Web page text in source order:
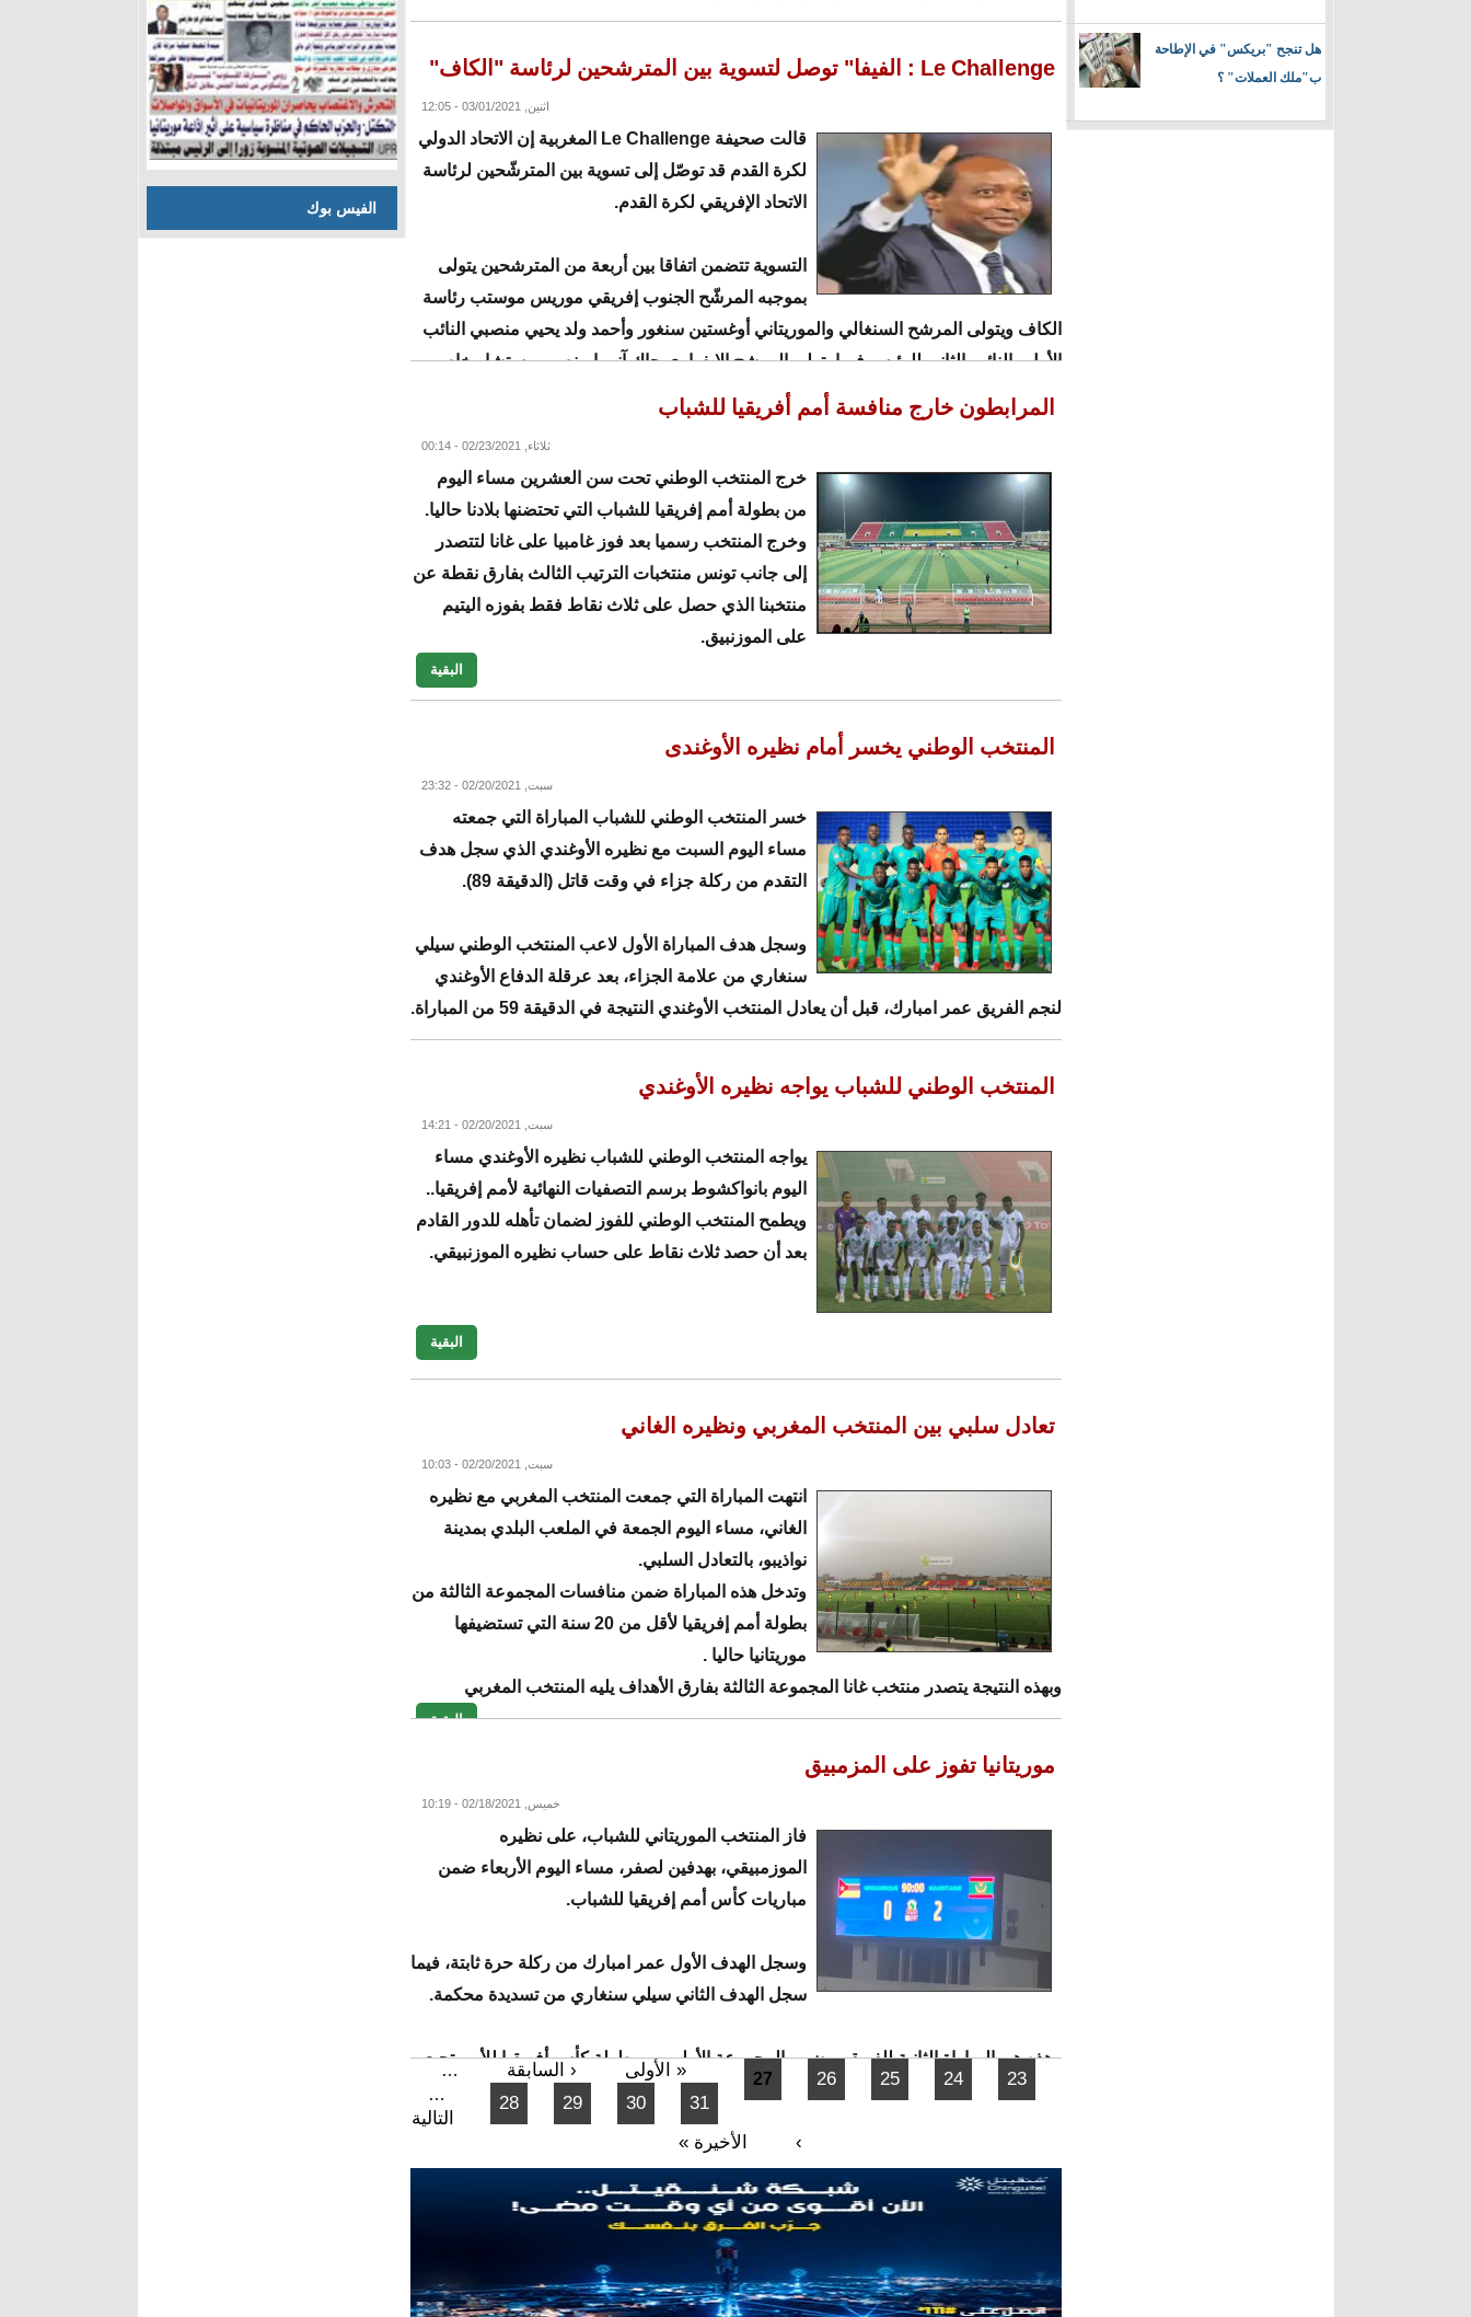
هل تنجح "بريكس" في الإطاحة
ب"ملك العملات" ؟
Le Challenge : الفيفا" توصل لتسوية بين المترشحين لرئاسة "الكاف"
اثنين, 03/01/2021 - 12:05
قالت صحيفة Le Challenge المغربية إن الاتحاد الدولي
لكرة القدم قد توصّل إلى تسوية بين المترشّحين لرئاسة
الاتحاد الإفريقي لكرة القدم.
التسوية تتضمن اتفاقا بين أربعة من المترشحين يتولى
بموجبه المرشّح الجنوب إفريقي موريس موستب رئاسة
الكاف ويتولى المرشح السنغالي والموريتاني أوغستين سنغور وأحمد ولد يحيي منصبي النائب
الأول والنائب الثاني للرئيس فيما يتولى المرشح الإيفواري جاك آنوما منصب مستشار خاص
ترجمة الصحراء
البقية
المرابطون خارج منافسة أمم أفريقيا للشباب
ثلاثاء, 02/23/2021 - 00:14
خرج المنتخب الوطني تحت سن العشرين مساء اليوم
من بطولة أمم إفريقيا للشباب التي تحتضنها بلادنا حاليا.
وخرج المنتخب رسميا بعد فوز غامبيا على غانا لتتصدر
إلى جانب تونس منتخبات الترتيب الثالث بفارق نقطة عن
منتخبنا الذي حصل على ثلاث نقاط فقط بفوزه اليتيم
على الموزنبيق.
البقية
المنتخب الوطني يخسر أمام نظيره الأوغندى
سبت, 02/20/2021 - 23:32
خسر المنتخب الوطني للشباب المباراة التي جمعته
مساء اليوم السبت مع نظيره الأوغندي الذي سجل هدف
التقدم من ركلة جزاء في وقت قاتل (الدقيقة 89).
وسجل هدف المباراة الأول لاعب المنتخب الوطني سيلي
سنغاري من علامة الجزاء، بعد عرقلة الدفاع الأوغندي
لنجم الفريق عمر امبارك، قبل أن يعادل المنتخب الأوغندي النتيجة في الدقيقة 59 من المباراة.
البقية
المنتخب الوطني للشباب يواجه نظيره الأوغندي
سبت, 02/20/2021 - 14:21
يواجه المنتخب الوطني للشباب نظيره الأوغندي مساء
اليوم بانواكشوط برسم التصفيات النهائية لأمم إفريقيا..
ويطمح المنتخب الوطني للفوز لضمان تأهله للدور القادم
بعد أن حصد ثلاث نقاط على حساب نظيره الموزنبيقي.
البقية
تعادل سلبي بين المنتخب المغربي ونظيره الغاني
سبت, 02/20/2021 - 10:03
انتهت المباراة التي جمعت المنتخب المغربي مع نظيره
الغاني، مساء اليوم الجمعة في الملعب البلدي بمدينة
نواذيبو، بالتعادل السلبي.
وتدخل هذه المباراة ضمن منافسات المجموعة الثالثة من
بطولة أمم إفريقيا لأقل من 20 سنة التي تستضيفها
موريتانيا حاليا .
وبهذه النتيجة يتصدر منتخب غانا المجموعة الثالثة بفارق الأهداف يليه المنتخب المغربي
البقية
موريتانيا تفوز على المزمبيق
خميس, 02/18/2021 - 10:19
فاز المنتخب الموريتاني للشباب، على نظيره
الموزمبيقي، بهدفين لصفر، مساء اليوم الأربعاء ضمن
مباريات كأس أمم إفريقيا للشباب.
وسجل الهدف الأول عمر امبارك من ركلة حرة ثابتة، فيما
سجل الهدف الثاني سيلي سنغاري من تسديدة محكمة.
وهذه هي المباراة الثانية للفريقين ضمن المجموعة الأولى من بطولة كأس أفريقيا للأمم تحت
البقية
الصفحات « الأولى ‹ السابقة … 23
24
25
26
27
28 29 30 31
…
التالية
›
الأخيرة »
الفيس بوك